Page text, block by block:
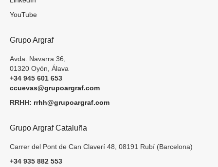
YouTube
Grupo Argraf
Avda. Navarra 36,
01320 Oyón, Álava
+34 945 601 653
ccuevas@grupoargraf.com
RRHH: rrhh@grupoargraf.com
Grupo Argraf Cataluña
Carrer del Pont de Can Claverí 48, 08191 Rubí (Barcelona)
+34 935 882 553